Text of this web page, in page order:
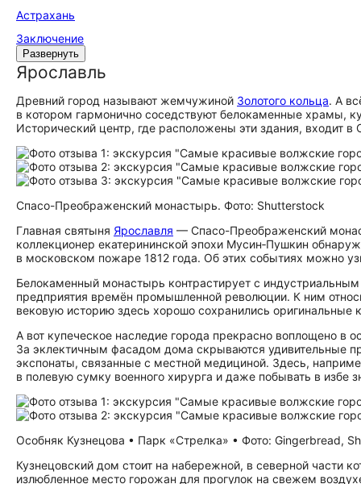
Астрахань
Заключение
Развернуть
Ярославль
Древний город называют жемчужиной Золотого кольца. А
в котором гармонично соседствуют белокаменные храмы,
Исторический центр, где расположены эти здания, входит
Спасо-Преображенский монастырь. Фото: Shutterstock
Главная святыня Ярославля — Спасо-Преображенский
коллекционер екатерининской эпохи Мусин‑Пушкин
в московском пожаре 1812 года. Об этих событиях можно
Белокаменный монастырь контрастирует с
предприятия времён промышленной революции. К ним
вековую историю здесь хорошо сохранились
А вот купеческое наследие города прекрасно воплощено в
За эклектичным фасадом дома скрываются удивительные
экспонаты, связанные с местной медициной. Здесь,
в полевую сумку военного хирурга и даже побывать в избе
Особняк Кузнецова • Парк «Стрелка» • Фото: Gingerbread,
Кузнецовский дом стоит на набережной, в северной части
излюбленное место горожан для прогулок на свежем